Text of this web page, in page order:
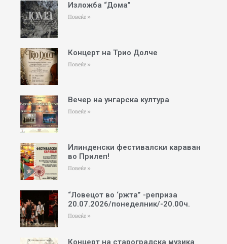
Изложба “Дома”
Повеќе »
Концерт на Трио Долче
Повеќе »
Вечер на унгарска култура
Повеќе »
Илинденски фестивалски караван
во Прилеп!
Повеќе »
“Ловецот во ‘ржта” -реприза
20.07.2026/понеделник/-20.00ч.
Повеќе »
Концерт на староградска музика